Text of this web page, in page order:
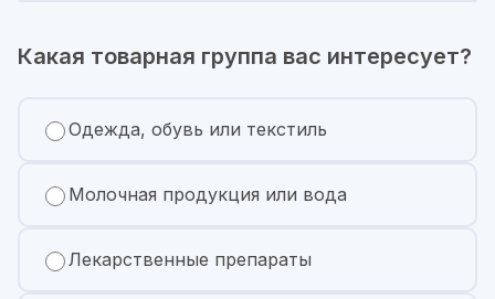
Какая товарная группа вас интересует?
Одежда, обувь или текстиль
Молочная продукция или вода
Лекарственные препараты